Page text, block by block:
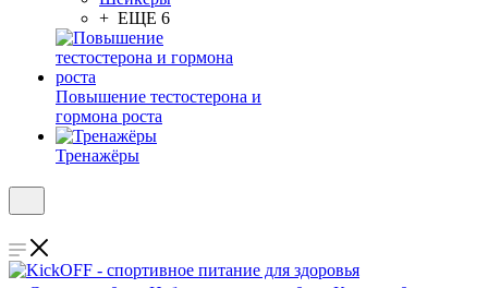
+ ЕЩЕ 6
Повышение тестостерона и
гормона роста
Тренажёры